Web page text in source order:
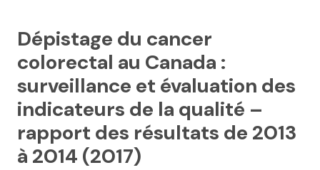
m
n
Dépistage du cancer
colorectal au Canada :
surveillance et évaluation des
indicateurs de la qualité –
rapport des résultats de 2013
à 2014 (2017)